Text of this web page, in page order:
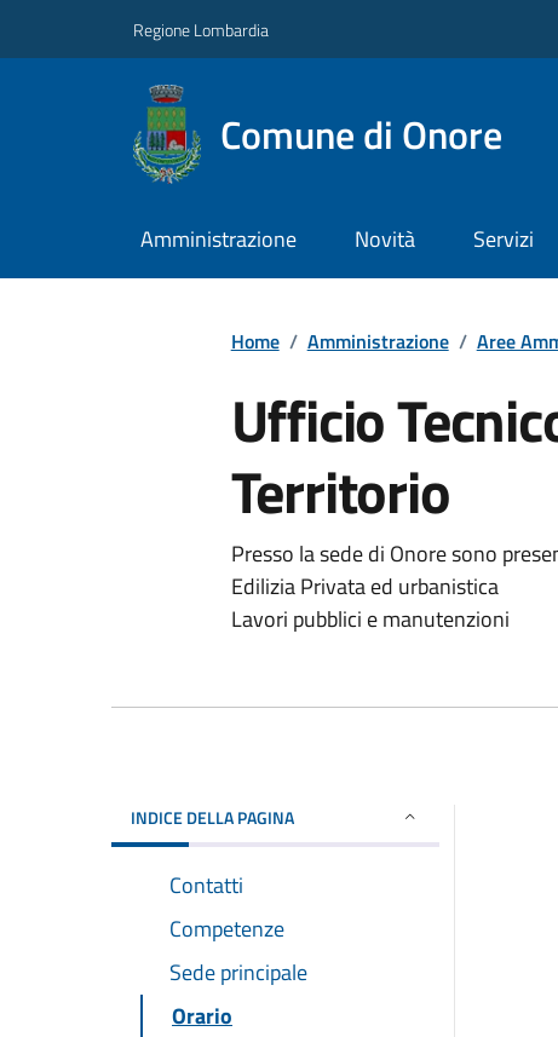
Regione Lombardia
Comune di Onore
Amministrazione Novità Servizi
Home / Amministrazione / Aree
Ufficio
Territorio
Presso la sede di Onore sono
Edilizia Privata ed urbanistica
Lavori pubblici e manutenzioni
INDICE DELLA PAGINA
Contatti
Competenze
Sede principale
Orario